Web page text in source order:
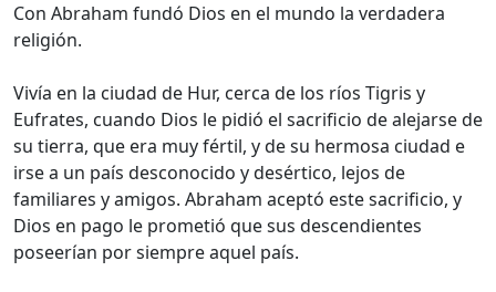
Con Abraham fundó Dios en el mundo la verdadera
religión.
Vivía en la ciudad de Hur, cerca de los ríos Tigris y
Eufrates, cuando Dios le pidió el sacrificio de alejarse de
su tierra, que era muy fértil, y de su hermosa ciudad e
irse a un país desconocido y desértico, lejos de
familiares y amigos. Abraham aceptó este sacrificio, y
Dios en pago le prometió que sus descendientes
poseerían por siempre aquel país.